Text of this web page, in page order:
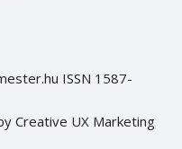
ISSN 1587-
Creative UX Marketing